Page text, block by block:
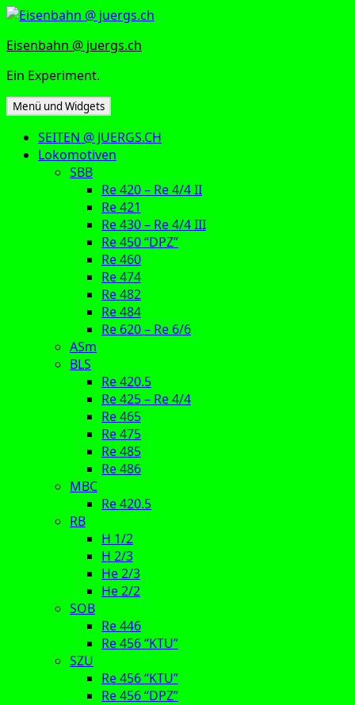
Zum
springen
Eisenbahn @ juergs.ch
Ein Experiment.
Menü und Widgets
SEITEN @ JUERGS.CH
Lokomotiven
SBB
Re 420 – Re 4/4 II
Re 421
Re 430 – Re 4/4 III
Re 450 “DPZ”
Re 460
Re 474
Re 482
Re 484
Re 620 – Re 6/6
ASm
BLS
Re 420.5
Re 425 – Re 4/4
Re 465
Re 475
Re 485
Re 486
MBC
Re 420.5
RB
H 1/2
H 2/3
He 2/3
He 2/2
SOB
Re 446
Re 456 “KTU”
SZU
Re 456 “KTU”
Re 456 “DPZ”